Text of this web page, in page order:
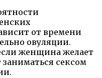
от времени
овуляции.
женщина желает
заниматься сексом